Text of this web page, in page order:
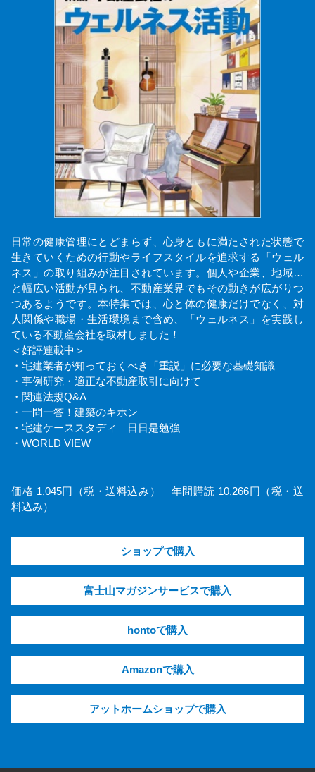
日常の健康管理にとどまらず、心身ともに満たされた状態で
生きていくための行動やライフスタイルを追求する「ウェル
ネス」の取り組みが注目されています。個人や企業、地域…
と幅広い活動が見られ、不動産業界でもその動きが広がりつ
つあるようです。本特集では、心と体の健康だけでなく、対
人関係や職場・生活環境まで含め、「ウェルネス」を実践し
ている不動産会社を取材しました！
＜好評連載中＞
・宅建業者が知っておくべき「重説」に必要な基礎知識
・事例研究・適正な不動産取引に向けて
・関連法規Q&A
・一問一答！建築のキホン
・宅建ケーススタディ 日日是勉強
・WORLD VIEW
価格 1,045円（税・送料込み） 年間購読 10,266円（税・送
料込み）
ショップで購入
富士山マガジンサービスで購入
hontoで購入
Amazonで購入
アットホームショップで購入